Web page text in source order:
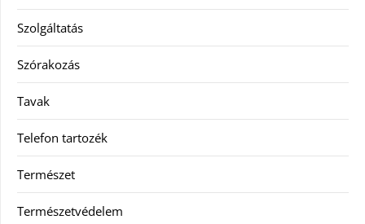
Szolgáltatás
Szórakozás
Tavak
Telefon tartozék
Természet
Természetvédelem